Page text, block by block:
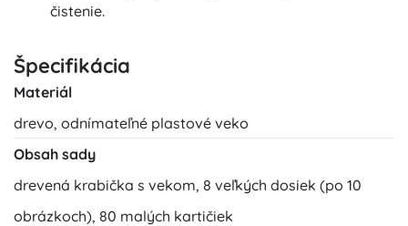
čistenie.
Špecifikácia
Materiál
drevo, odnímateľné plastové veko
Obsah sady
drevená krabička s vekom, 8 veľkých dosiek (po 10
obrázkoch), 80 malých kartičiek